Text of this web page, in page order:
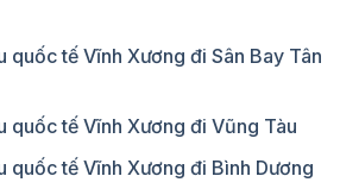
quốc tế Vĩnh Xương đi Sân Bay Tân
quốc tế Vĩnh Xương đi Vũng Tàu
quốc tế Vĩnh Xương đi Bình Dương